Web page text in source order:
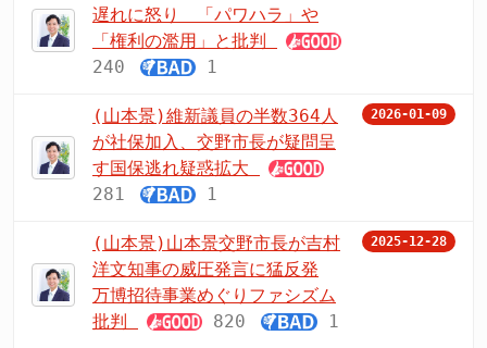
遅れに怒り 「パワハラ」や
「権利の濫用」と批判
240
1
(山本景)維新議員の半数364人
が社保加入、交野市長が疑問呈
す国保逃れ疑惑拡大
281
1
2026-01-09
(山本景)山本景交野市長が吉村
洋文知事の威圧発言に猛反発
万博招待事業めぐりファシズム
批判
820 1
2025-12-28